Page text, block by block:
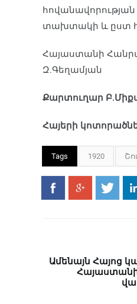
տախտակի և ըստ
Հայաստանի
Զ.Գեղամյան
Քարտուղար
Հայերի
Tags 1920
Ամենայն Հայոց